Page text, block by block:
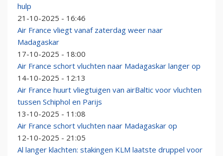
hulp
21-10-2025 - 16:46
Air France vliegt vanaf zaterdag weer naar
Madagaskar
17-10-2025 - 18:00
Air France schort vluchten naar Madagaskar langer op
14-10-2025 - 12:13
Air France huurt vliegtuigen van airBaltic voor vluchten
tussen Schiphol en Parijs
13-10-2025 - 11:08
Air France schort vluchten naar Madagaskar op
12-10-2025 - 21:05
Al langer klachten: stakingen KLM laatste druppel voor